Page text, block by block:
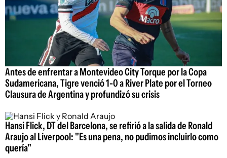
Antes de enfrentar a Montevideo City Torque por la Copa
Sudamericana, Tigre venció 1-0 a River Plate por el Torneo
Clausura de Argentina y profundizó su crisis
Hansi Flick, DT del Barcelona, se refirió a la salida de Ronald
Araujo al Liverpool: "Es una pena, no pudimos incluirlo como
quería"